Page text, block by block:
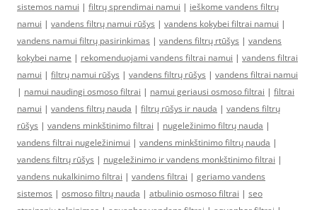
sistemos namui | filtrų sprendimai namui | ieškome vandens filtrų
namui | vandens filtrų namui rūšys | vandens kokybei filtrai namui |
vandens namui filtrų pasirinkimas | vandens filtrų rtūšys | vandens
kokybei name | rekomenduojami vandens filtrai namui | vandens filtrai
namui | filtrų namui rūšys | vandens filtrų rūšys | vandens filtrai namui
| namui naudingi osmoso filtrai | namui geriausi osmoso filtrai | filtrai
namui | vandens filtrų nauda | filtrų rūšys ir nauda | vandens filtrų
rūšys | vandens minkštinimo filtrai | nugeležinimo filtrų nauda |
vandens filtrai nugeležinimui | vandens minkštinimo filtrų nauda |
vandens filtrų rūšys | nugeležinimo ir vandens monkštinimo filtrai |
vandens nukalkinimo filtrai | vandens filtrai | geriamo vandens
sistemos | osmoso filtrų nauda | atbulinio osmoso filtrai | seo